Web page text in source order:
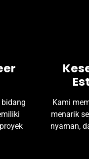
Kami
menarik
nyaman,